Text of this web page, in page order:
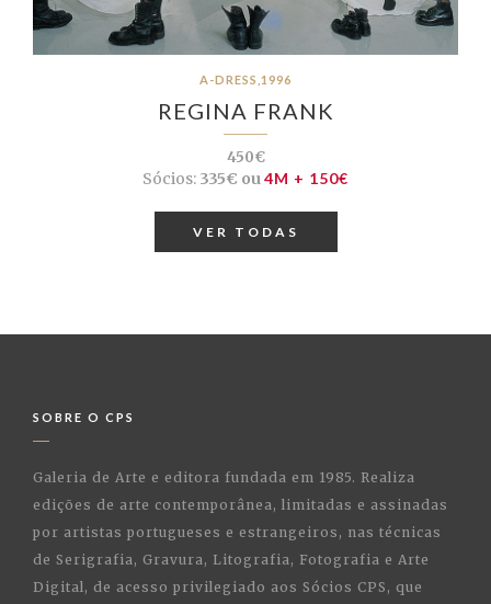
A-DRESS,1996
REGINA FRANK
450€
Sócios: 335€ ou4M + 150€
VER TODAS
SOBRE O CPS
Galeria de Arte e editora fundada em 1985. Realiza
edições de arte contemporânea, limitadas e assinadas
por artistas portugueses e estrangeiros, nas técnicas
de Serigrafia, Gravura, Litografia, Fotografia e Arte
Digital, de acesso privilegiado aos Sócios CPS, que